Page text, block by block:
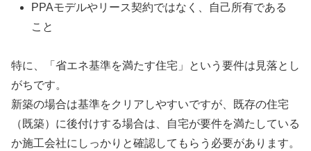
PPAモデルやリース契約ではなく、自己所有である
こと
特に、「省エネ基準を満たす住宅」という要件は見落とし
がちです。
新築の場合は基準をクリアしやすいですが、既存の住宅
（既築）に後付けする場合は、自宅が要件を満たしている
か施工会社にしっかりと確認してもらう必要があります。